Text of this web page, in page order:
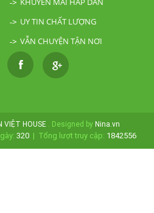
UY TIN CHẤT LƯỢNG
VẪN CHUYỆN TẬN NƠI
VIỆT HOUSE . Designed by Nina.vn
320 | Tổng lượt truy cập: 1842556